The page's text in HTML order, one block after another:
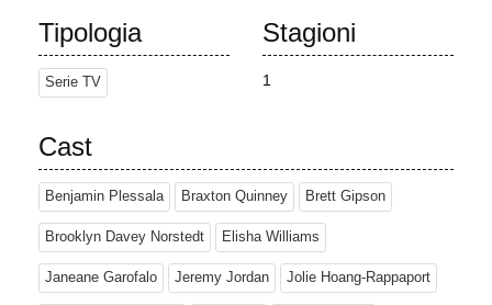
Tipologia
Serie TV
Stagioni
1
Cast
Benjamin Plessala Braxton Quinney Brett Gipson
Brooklyn Davey Norstedt Elisha Williams
Janeane Garofalo Jeremy Jordan Jolie Hoang-Rappaport